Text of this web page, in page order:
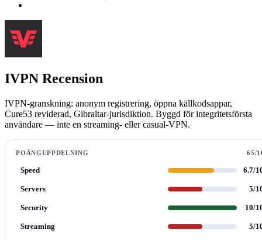
IVPN Recension
IVPN-granskning: anonym registrering, öppna källkodsappar,
Cure53 reviderad, Gibraltar-jurisdiktion. Byggd för integritetsförsta
användare — inte en streaming- eller casual-VPN.
POÄNGUPPDELNING 65/
Speed 6.7/
Servers 5/
Security 10/
Streaming 5/